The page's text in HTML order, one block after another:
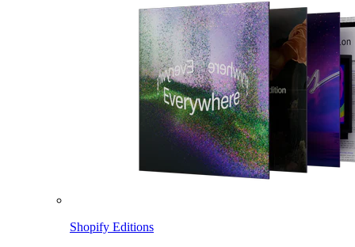
Shopify Editions